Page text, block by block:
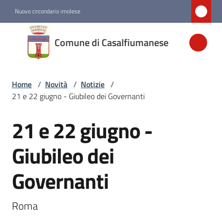
Nuovo circondario imolese
Comune di Casalfiumanese
Comune di
Casalfiumanese
Amministrazione
Menu selezionato
Servizi
Vivere
Home / Novità / Notizie /
21 e 22 giugno - Giubileo dei Governanti
Salta al contenuto
21 e 22 giugno -
Giubileo dei
Governanti
Roma